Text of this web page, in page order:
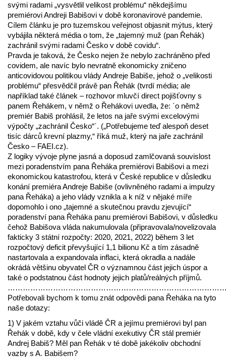
svými radami „vysvětlil velikost problému“ někdejšímu
premiérovi Andreji Babišovi v době koronavirové pandemie.
Cílem článku je pro tuzemskou veřejnost objasnit mýtus, který
vybájila některá média o tom, že „tajemný muž (pan Řehák)
zachránil svými radami Česko v době covidu“.
Pravda je taková, že Česko nejen že nebylo zachráněno před
covidem, ale navíc bylo nevratně ekonomicky zničeno
anticovidovou politikou vlády Andreje Babiše, jehož o „velikosti
problému“ přesvědčil právě pan Řehák (tvrdí média; ale
například také článek – rozhovor mluvčí direct pojišťovny s
panem Řehákem, v němž o Řehákovi uvedla, že: ´o němž
premiér Babiš prohlásil, že letos na jaře svými excelovými
výpočty „zachránil Česko“´. („Potřebujeme teď alespoň deset
tisíc dárců krevní plazmy,“ říká muž, který na jaře zachránil
Česko – FAEI.cz).
Z logiky vývoje plyne jasná a doposud zamlčovaná souvislost
mezi poradenstvím pana Řeháka premiérovi Babišovi a mezi
ekonomickou katastrofou, která v České republice v důsledku
konání premiéra Andreje Babiše (ovlivněného radami a impulzy
pana Řeháka) a jeho vlády vznikla a k níž v nějaké míře
dopomohlo i ono „tajemné a skutečnou pravdu zjevující“
poradenství pana Řeháka panu premiérovi Babišovi, v důsledku
čehož Babišova vláda nakumulovala (připravovala/novelizovala
fakticky 3 státní rozpočty: 2020, 2021, 2022) během 3 let
rozpočtový deficit převyšující 1,1 bilionu Kč a tím zásadně
nastartovala a expandovala inflaci, která okradla a nadále
okrádá většinu obyvatel ČR o významnou část jejich úspor a
také o podstatnou část hodnoty jejich platů/reálných příjmů.
Potřebovali bychom k tomu znát odpovědi pana Řeháka na tyto
naše dotazy:
1) V jakém vztahu vůči vládě ČR a jejímu premiérovi byl pan
Řehák v době, kdy v čele vládní exekutivy ČR stál premiér
Andrej Babiš? Měl pan Řehák v té době jakékoliv obchodní
vazby s A. Babišem?